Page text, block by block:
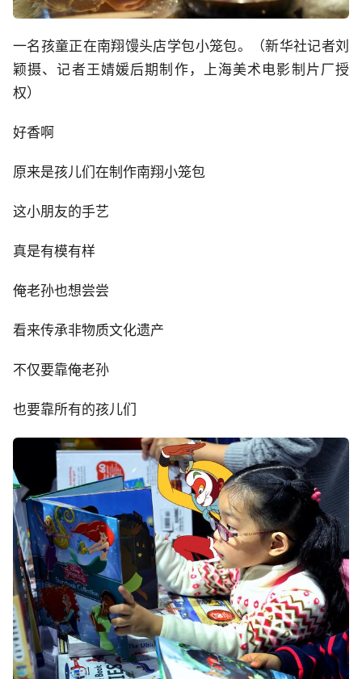
一名孩童正在南翔馒头店学包小笼包。（新华社记者刘
颖摄、记者王婧媛后期制作，上海美术电影制片厂授
权）
好香啊
原来是孩儿们在制作南翔小笼包
这小朋友的手艺
真是有模有样
俺老孙也想尝尝
看来传承非物质文化遗产
不仅要靠俺老孙
也要靠所有的孩儿们